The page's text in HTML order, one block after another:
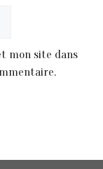
mon site dans